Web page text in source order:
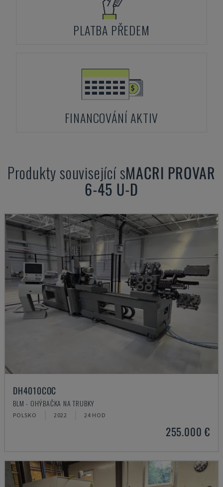
PLATBA PŘEDEM
FINANCOVÁNÍ AKTIV
Produkty související sMACRI PROVAR
6-45 U-D
DH4010COC
BLM - OHÝBAČKA NA TRUBKY
POLSKO 2022 24 HOD
255.000 €